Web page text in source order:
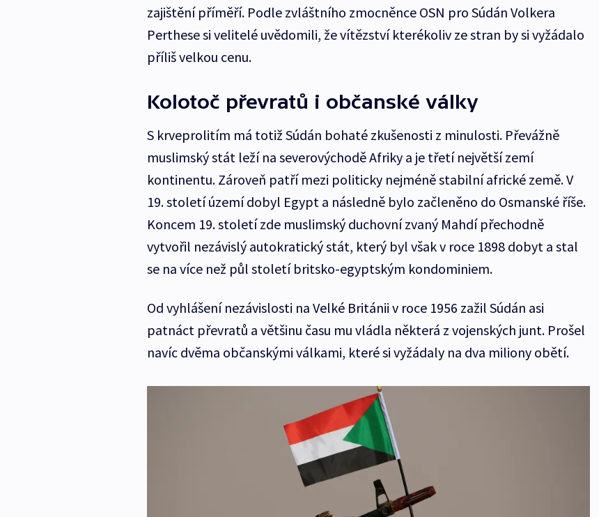
zajištění příměří. Podle zvláštního zmocněnce OSN pro Súdán Volkera
Perthese si velitelé uvědomili, že vítězství kterékoliv ze stran by si vyžádalo
příliš velkou cenu.
Kolotoč převratů i občanské války
S krveprolitím má totiž Súdán bohaté zkušenosti z minulosti. Převážně
muslimský stát leží na severovýchodě Afriky a je třetí největší zemí
kontinentu. Zároveň patří mezi politicky nejméně stabilní africké země. V
19. století území dobyl Egypt a následně bylo začleněno do Osmanské říše.
Koncem 19. století zde muslimský duchovní zvaný Mahdí přechodně
vytvořil nezávislý autokratický stát, který byl však v roce 1898 dobyt a stal
se na více než půl století britsko-egyptským kondominiem.
Od vyhlášení nezávislosti na Velké Británii v roce 1956 zažil Súdán asi
patnáct převratů a většinu času mu vládla některá z vojenských junt. Prošel
navíc dvěma občanskými válkami, které si vyžádaly na dva miliony obětí.